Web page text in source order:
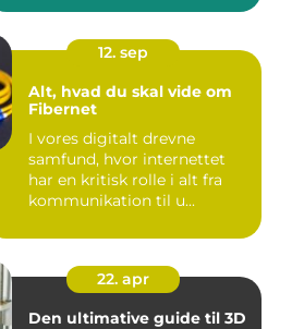
12. sep
Alt, hvad du skal vide om
Fibernet
I vores digitalt drevne
samfund, hvor internettet
har en kritisk rolle i alt fra
kommunikation til u...
22. apr
Den ultimative guide til 3D